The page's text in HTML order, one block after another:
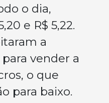
o dia,
e R$ 5,22.
a
vender a
o que
para baixo.